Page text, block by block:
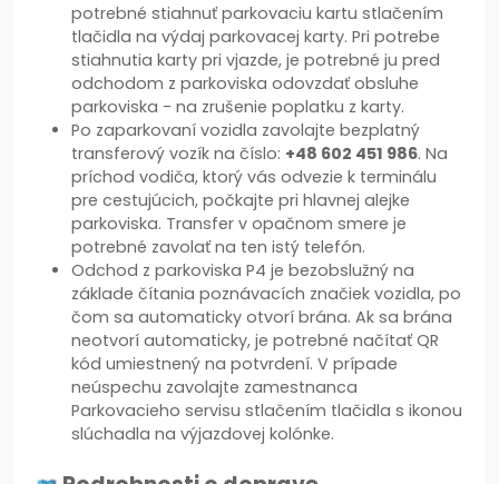
potrebné stiahnuť parkovaciu kartu stlačením
tlačidla na výdaj parkovacej karty. Pri potrebe
stiahnutia karty pri vjazde, je potrebné ju pred
odchodom z parkoviska odovzdať obsluhe
parkoviska - na zrušenie poplatku z karty.
Po zaparkovaní vozidla zavolajte bezplatný
transferový vozík na číslo: +48 602 451 986. Na
príchod vodiča, ktorý vás odvezie k terminálu
pre cestujúcich, počkajte pri hlavnej alejke
parkoviska. Transfer v opačnom smere je
potrebné zavolať na ten istý telefón.
Odchod z parkoviska P4 je bezobslužný na
základe čítania poznávacích značiek vozidla, po
čom sa automaticky otvorí brána. Ak sa brána
neotvorí automaticky, je potrebné načítať QR
kód umiestnený na potvrdení. V prípade
neúspechu zavolajte zamestnanca
Parkovacieho servisu stlačením tlačidla s ikonou
slúchadla na výjazdovej kolónke.